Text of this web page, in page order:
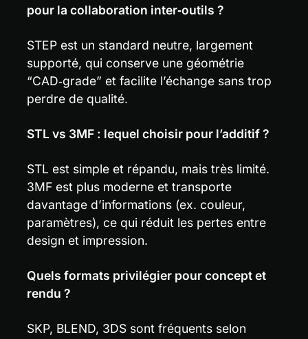
pour la collaboration inter‑outils ?
STEP est un standard neutre, largement
supporté, qui conserve une géométrie
“CAD‑grade” et facilite l’échange sans trop
perdre de qualité.
STL vs 3MF : lequel choisir pour l’additif ?
STL est simple et répandu, mais très limité.
3MF est plus moderne et transporte
davantage d’informations (ex. couleur,
paramètres), ce qui réduit les pertes entre
design et impression.
Quels formats privilégier pour concept et
rendu ?
SKP, BLEND, 3DS sont fréquents selon